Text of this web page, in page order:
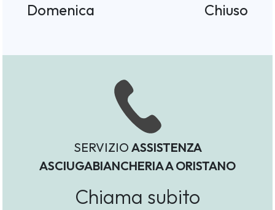
Domenica
Chiuso
SERVIZIO ASSISTENZA
ASCIUGABIANCHERIA A ORISTANO
Chiama subito